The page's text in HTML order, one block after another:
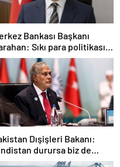
Bankası Başkanı
Sıkı para politikası
sürecek
Dışişleri Bakanı:
durursa biz de